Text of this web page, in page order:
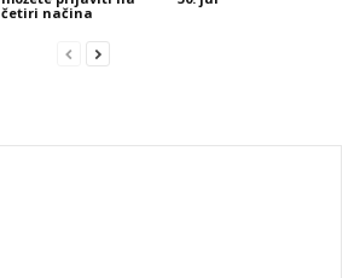
četiri načina